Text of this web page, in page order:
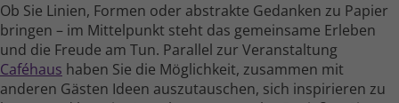
Ob Sie Linien, Formen oder abstrakte Gedanken zu Papier
bringen – im Mittel­punkt steht das gemein­same Erleben
und die Freude am Tun. Parallel zur Veranstaltung
Caféhaus haben Sie die Möglichkeit, zusammen mit
anderen Gästen Ideen auszu­tauschen, sich inspirieren zu